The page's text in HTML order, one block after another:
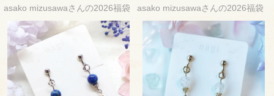
asako mizusawaさんの2026福袋 asako mizusawaさんの2026福袋